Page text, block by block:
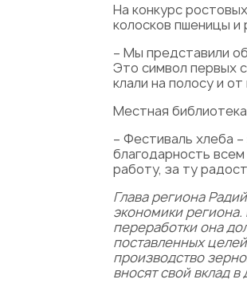
На конкурс
колосков пшеницы и
– Мы представили
Это символ первых
клали на полосу и
Местная
– Фестиваль хлеба
благодарность
работу, за ту
Глава региона
экономики
переработки она
поставленных
производство
вносят свой вклад